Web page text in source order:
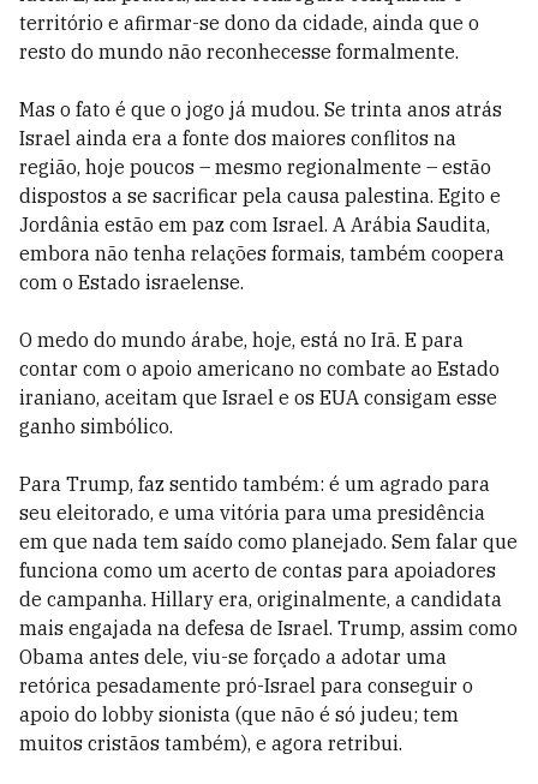
território e afirmar-se dono da cidade, ainda que o
resto do mundo não reconhecesse formalmente.
Mas o fato é que o jogo já mudou. Se trinta anos atrás
Israel ainda era a fonte dos maiores conflitos na
região, hoje poucos – mesmo regionalmente – estão
dispostos a se sacrificar pela causa palestina. Egito e
Jordânia estão em paz com Israel. A Arábia Saudita,
embora não tenha relações formais, também coopera
com o Estado israelense.
O medo do mundo árabe, hoje, está no Irã. E para
contar com o apoio americano no combate ao Estado
iraniano, aceitam que Israel e os EUA consigam esse
ganho simbólico.
Para Trump, faz sentido também: é um agrado para
seu eleitorado, e uma vitória para uma presidência
em que nada tem saído como planejado. Sem falar que
funciona como um acerto de contas para apoiadores
de campanha. Hillary era, originalmente, a candidata
mais engajada na defesa de Israel. Trump, assim como
Obama antes dele, viu-se forçado a adotar uma
retórica pesadamente pró-Israel para conseguir o
apoio do lobby sionista (que não é só judeu; tem
muitos cristãos também), e agora retribui.